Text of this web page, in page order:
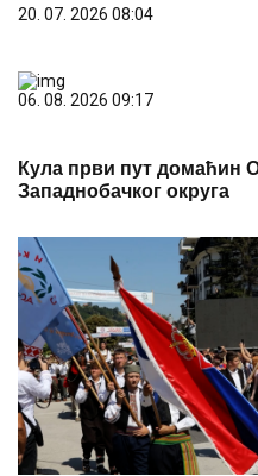
20. 07. 2026 08:04
06. 08. 2026 09:17
Кула први пут домаћин
Западнобачког округа